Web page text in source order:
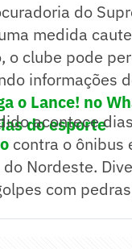
do
medida
o clube pode
informações
o Lance! no
do esporte
acontece
contra o ônibus
do Nordeste.
com